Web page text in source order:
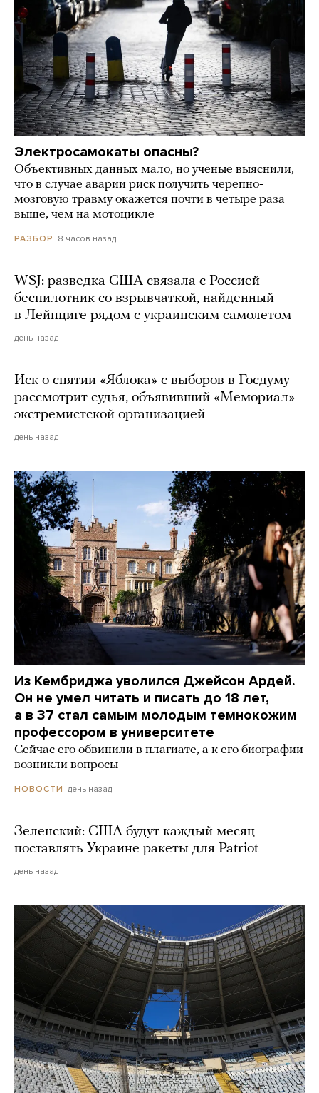
Электросамокаты опасны?
Объективных данных мало, но ученые выяснили,
что в случае аварии риск получить черепно-
мозговую травму окажется почти в четыре раза
выше, чем на мотоцикле
РАЗБОР 8 часов назад
WSJ: разведка США связала с Россией
беспилотник со взрывчаткой, найденный
в Лейпциге рядом с украинским самолетом
день назад
Иск о снятии «Яблока» с выборов в Госдуму
рассмотрит судья, объявивший «Мемориал»
экстремистской организацией
день назад
Из Кембриджа уволился Джейсон Ардей.
Он не умел читать и писать до 18 лет,
а в 37 стал самым молодым темнокожим
профессором в университете
Сейчас его обвинили в плагиате, а к его биографии
возникли вопросы
НОВОСТИ день назад
Зеленский: США будут каждый месяц
поставлять Украине ракеты для Patriot
день назад